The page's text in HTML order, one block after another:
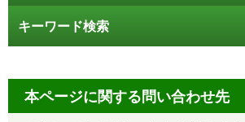
キーワード検索
本ページに関する問い合わせ先